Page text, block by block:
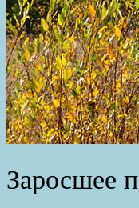
Заросшее